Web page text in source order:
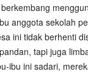
anggota sekolah
ini tidak berhenti
tapi juga
ibu ini sadari,